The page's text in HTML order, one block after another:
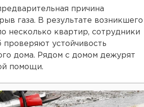
причина
газа. В результате возникшего
несколько квартир, сотрудники
устойчивость
дома. Рядом с домом дежурят
помощи.